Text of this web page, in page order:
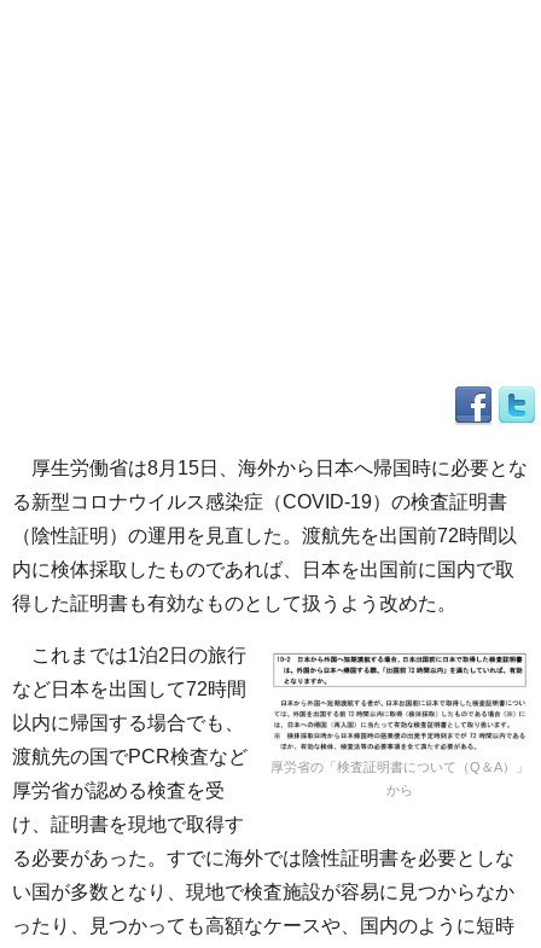
厚生労働省は8月15日、海外から日本へ帰国時に必要とな
る新型コロナウイルス感染症（COVID-19）の検査証明書
（陰性証明）の運用を見直した。渡航先を出国前72時間以
内に検体採取したものであれば、日本を出国前に国内で取
得した証明書も有効なものとして扱うよう改めた。
厚労省の「検査証明書について（Q＆A）」
から
これまでは1泊2日の旅行
など日本を出国して72時間
以内に帰国する場合でも、
渡航先の国でPCR検査など
厚労省が認める検査を受
け、証明書を現地で取得す
る必要があった。すでに海外では陰性証明書を必要としな
い国が多数となり、現地で検査施設が容易に見つからなか
ったり、見つかっても高額なケースや、国内のように短時